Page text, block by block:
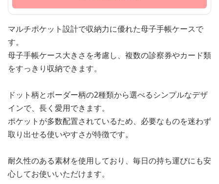
マルチポケット設計で収納力に優れた母子手帳ケースで
す。
母子手帳ケース大きさを考慮し、複数の診察券やカード類
をすっきり収納できます。
ドット柄とボーダー柄の2種類から選べるシンプルなデザ
インで、長く愛用できます。
ポケットが多数配置されているため、必要なものを迷わず
取り出せる使いやすさが特徴です。
耐久性のある素材を使用しており、毎日の持ち運びにも安
心してお使いいただけます。